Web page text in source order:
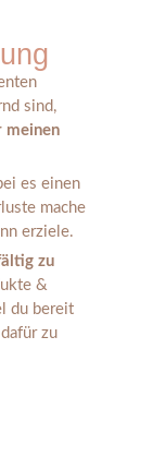
sind,
meinen
es einen
mache
erziele.
zu
&
du bereit
zu